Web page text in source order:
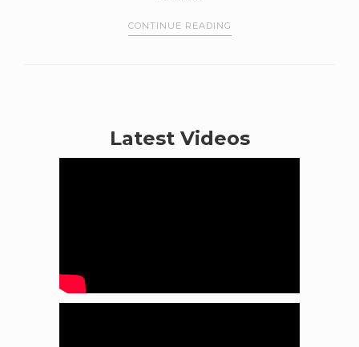
CONTINUE READING
Latest Videos